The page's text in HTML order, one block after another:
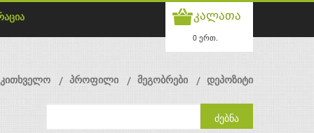
კალათა
0 ერთ.
პროფილი მეგობრები დეპოზიტი